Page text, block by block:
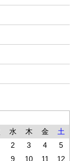
水 木 金
土
2 3 4
5
9 10 11 12